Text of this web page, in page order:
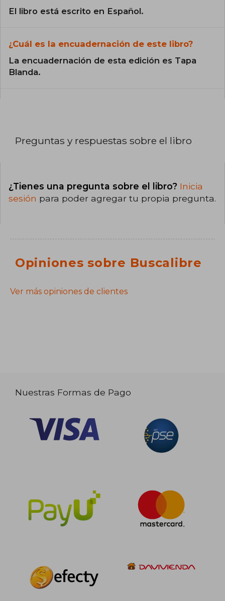
El libro está escrito en Español.
¿Cuál es la encuadernación de este libro?
La encuadernación de esta edición es Tapa
Blanda.
Preguntas y respuestas sobre el libro
¿Tienes una pregunta sobre el libro? Inicia
sesión para poder agregar tu propia pregunta.
Opiniones sobre Buscalibre
Ver más opiniones de clientes
Nuestras Formas de Pago